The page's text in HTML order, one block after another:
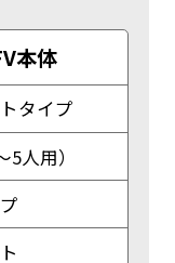
本体
タイプ
人用）